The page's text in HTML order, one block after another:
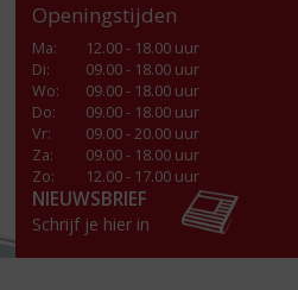
Openingstijden
Ma:
12.00 - 18.00 uur
Di:
09.00 - 18.00 uur
Wo:
09.00 - 18.00 uur
Do:
09.00 - 18.00 uur
Vr:
09.00 - 20.00 uur
Za:
09.00 - 18.00 uur
Zo:
12.00 - 17.00 uur
NIEUWSBRIEF
Schrijf je hier in